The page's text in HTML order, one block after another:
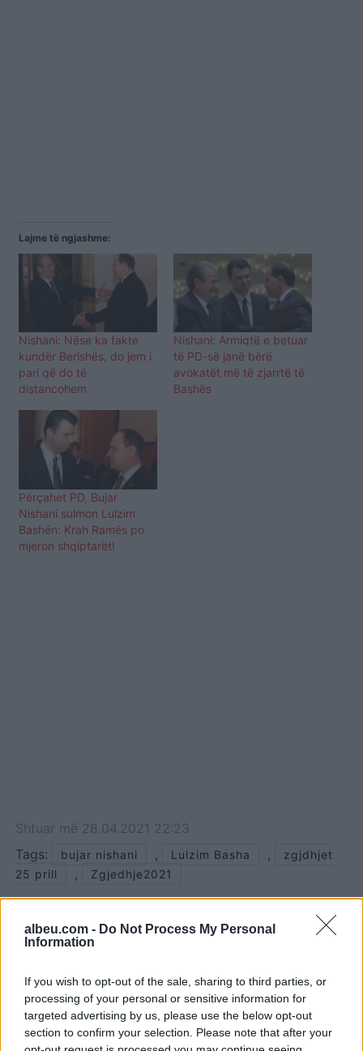
albeu.com - Do Not Process My Personal
Information
If you wish to opt-out of the sale, sharing to third parties, or
processing of your personal or sensitive information for
targeted advertising by us, please use the below opt-out
section to confirm your selection. Please note that after your
Lajme të ngjashme:
Nishani: Nëse ka fakte
kundër Berishës, do jem i
pari që do të
distancohem
Nishani: Armiqtë e betuar
të PD-së janë bërë
avokatët më të zjarrtë të
Bashës
Përçahet PD, Bujar
Nishani sulmon Lulzim
Bashën: Krah Ramës po
mjeron shqiptarët!
Shtuar më 28.04.2021 22:23
Tags:
bujar nishani , Lulzim Basha ,
zgjdhjet
25 prill
, Zgjedhje2021